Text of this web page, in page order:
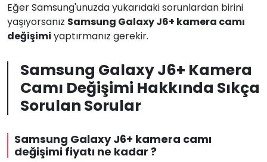
Eğer Samsung'unuzda yukarıdaki sorunlardan birini
yaşıyorsanız Samsung Galaxy J6+ kamera camı
değişimi yaptırmanız gerekir.
Samsung Galaxy J6+ Kamera
Camı Değişimi Hakkında Sıkça
Sorulan Sorular
Samsung Galaxy J6+ kamera camı
değişimi fiyatı ne kadar ?